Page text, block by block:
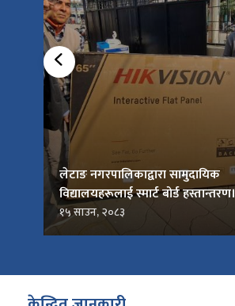
लेटाङ नगरपालिकाद्वारा सामुदायिक
विद्यालयहरूलाई स्मार्ट बोर्ड हस्तान्तरण।
१५ साउन, २०८३